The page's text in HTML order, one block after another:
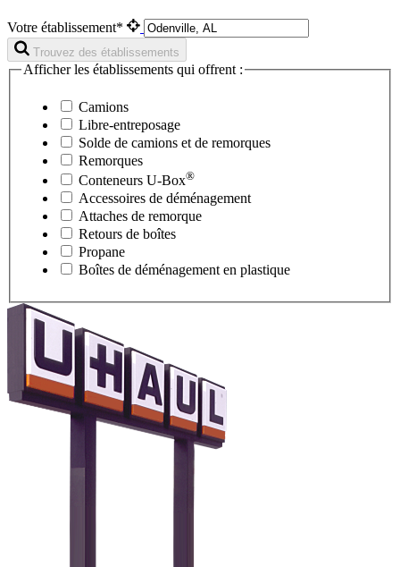
Votre établissement*
Trouvez des établissements
Afficher les établissements qui offrent :
Camions
Libre-entreposage
Solde de camions et de remorques
Remorques
Conteneurs U-Box®
Accessoires de déménagement
Attaches de remorque
Retours de boîtes
Propane
Boîtes de déménagement en plastique